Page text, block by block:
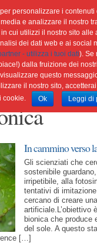
Attualità
Salute
In cammino verso
Gli scienziati che
sostenibile
irripetibile, alla
tentativi di
cercano di creare
artificiale.L’obiettivo
bionica che produce
del sole. A questo
[…]
personalizzare i
e analizzare il nostro
cui utilizzi il nostro sito alle
dei dati web e ai social
- utilizza i tuoi dati). Se
dalla fruizione dei
questo
il nostro sito,
cookie.
Ok Leggi di